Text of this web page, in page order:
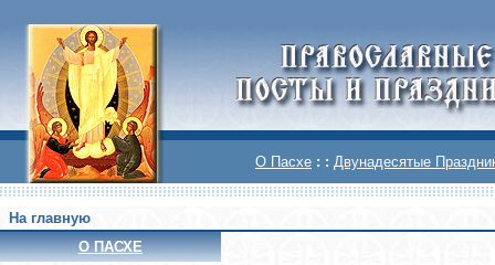
О Пасхе : : Двунадесятые
На главную
О ПАСХЕ